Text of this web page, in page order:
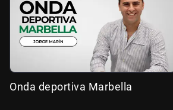
Onda deportiva Marbella